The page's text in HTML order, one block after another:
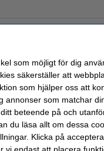
som möjligt för dig
säkerställer att
som hjälper oss att
annonser som matchar
beteende på och
du läsa allt om dessa
Klicka på
vi endast att placera